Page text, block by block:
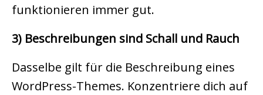
funktionieren immer gut.
3) Beschreibungen sind Schall und Rauch
Dasselbe gilt für die Beschreibung eines
WordPress-Themes. Konzentriere dich auf